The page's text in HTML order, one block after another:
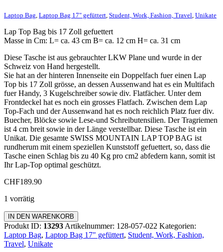
Laptop Bag Laptop Bag 17" gefüttert Student, Work, Fashion, Travel Unikate
Lap Top Bag bis 17 Zoll gefuettert
Masse in Cm: L= ca. 43 cm B= ca. 12 cm H= ca. 31 cm
Diese Tasche ist aus gebrauchter LKW Plane und wurde in der
Schweiz von Hand hergestellt.
Sie hat an der hinteren Innenseite ein Doppelfach fuer einen Lap
Top bis 17 Zoll grösse, an dessen Aussenwand hat es ein Multifach
fuer Handy, 3 Kugelschreiber sowie div. Flatfächer. Unter dem
Frontdeckel hat es noch ein grosses Flatfach. Zwischen dem Lap
Top-Fach und der Aussenwand hat es noch reichlich Platz fuer div.
Buecher, Blöcke sowie Lese-und Schreibutensilien. Der Tragriemen
ist 4 cm breit sowie in der Länge verstellbar. Diese Tasche ist ein
Unikat. Die gesamte SWISS MOUNTAIN LAP TOP BAG ist
rundherum mit einem speziellen Kunststoff gefuettert, so, dass die
Tasche einen Schlag bis zu 40 Kg pro cm2 abfedern kann, somit ist
Ihr Lap-Top optimal geschützt.
CHF189.90
1 vorrätig
Laptop
Bag
17
Zoll
IN DEN WARENKORB
Produkt ID: 13293 Artikelnummer: 128-057-022 Kategorien:
Laptop Bag, Laptop Bag 17" gefüttert, Student, Work, Fashion,
Travel, Unikate